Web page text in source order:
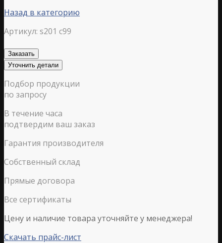
Назад в категорию
Артикул: s201 c99
Заказать
Уточнить детали
Подбор продукции
по запросу
В течение часа
подтвердим ваш заказ
Гарантия производителя
Собственный склад
Прямые договора
Все сертификаты
Цену и наличие товара уточняйте у менеджера!
Скачать прайс-лист